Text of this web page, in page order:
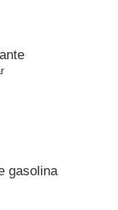
gasolina